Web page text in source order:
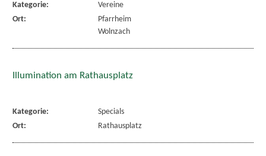
Kategorie:
Vereine
Ort:
Pfarrheim
Wolnzach
Illumination am Rathausplatz
Kategorie:
Specials
Ort:
Rathausplatz